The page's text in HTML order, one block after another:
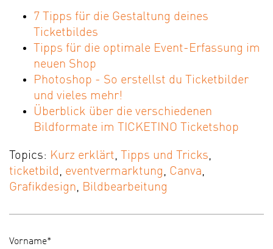
7 Tipps für die Gestaltung deines
Ticketbildes
Tipps für die optimale Event-Erfassung im
neuen Shop
Photoshop - So erstellst du Ticketbilder
und vieles mehr!
Überblick über die verschiedenen
Bildformate im TICKETINO Ticketshop
Topics: Kurz erklärt, Tipps und Tricks,
ticketbild , eventvermarktung, Canva,
Grafikdesign, Bildbearbeitung
Vorname*